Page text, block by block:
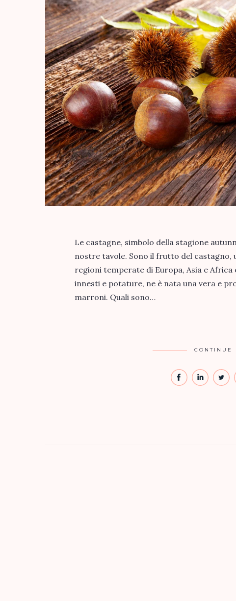
Le castagne, simbolo della stagione
nostre tavole. Sono il frutto del castagno,
regioni temperate di Europa, Asia e Africa
innesti e potature, ne è nata una vera e
marroni. Quali sono…
CONTINUE